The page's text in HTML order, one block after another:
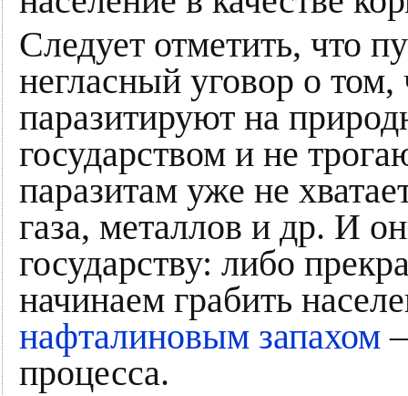
Следует отметить, что
негласный уговор о
паразитируют на
государством и не
паразитам уже не
газа, металлов и др. И
государству: либо
начинаем грабить
нафталиновым запахом
процесса.